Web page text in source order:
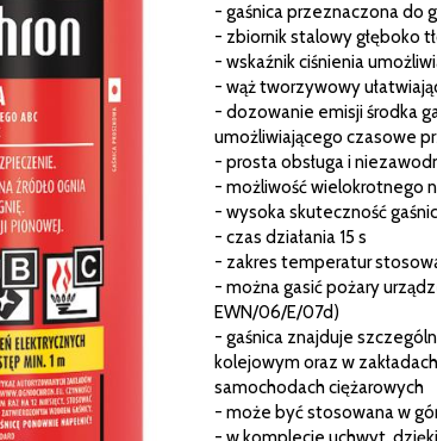
- gaśnica przeznaczona do
- zbiornik stalowy głęboko
- wskaźnik ciśnienia
- wąż tworzywowy
- dozowanie emisji środka
umożliwiającego czasowe
- prosta obsługa i
- możliwość wielokrotnego
- wysoka skuteczność
- czas działania 15 s
- zakres temperatur
- można gasić pożary
EWN/06/E/07d)
- gaśnica znajduje
kolejowym oraz w
samochodach ciężarowych
- może być stosowana w